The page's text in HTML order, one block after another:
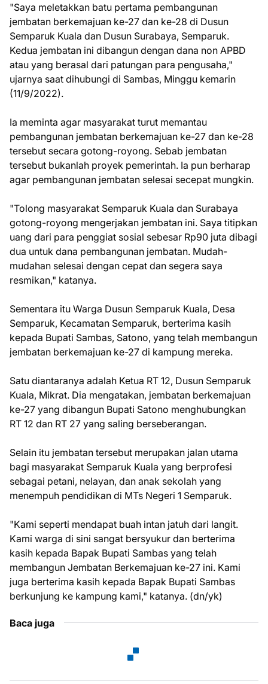
"Saya meletakkan batu pertama pembangunan
jembatan berkemajuan ke-27 dan ke-28 di Dusun
Semparuk Kuala dan Dusun Surabaya, Semparuk.
Kedua jembatan ini dibangun dengan dana non APBD
atau yang berasal dari patungan para pengusaha,"
ujarnya saat dihubungi di Sambas, Minggu kemarin
(11/9/2022).
Ia meminta agar masyarakat turut memantau
pembangunan jembatan berkemajuan ke-27 dan ke-28
tersebut secara gotong-royong. Sebab jembatan
tersebut bukanlah proyek pemerintah. Ia pun berharap
agar pembangunan jembatan selesai secepat mungkin.
"Tolong masyarakat Semparuk Kuala dan Surabaya
gotong-royong mengerjakan jembatan ini. Saya titipkan
uang dari para penggiat sosial sebesar Rp90 juta dibagi
dua untuk dana pembangunan jembatan. Mudah-
mudahan selesai dengan cepat dan segera saya
resmikan," katanya.
Sementara itu Warga Dusun Semparuk Kuala, Desa
Semparuk, Kecamatan Semparuk, berterima kasih
kepada Bupati Sambas, Satono, yang telah membangun
jembatan berkemajuan ke-27 di kampung mereka.
Satu diantaranya adalah Ketua RT 12, Dusun Semparuk
Kuala, Mikrat. Dia mengatakan, jembatan berkemajuan
ke-27 yang dibangun Bupati Satono menghubungkan
RT 12 dan RT 27 yang saling berseberangan.
Selain itu jembatan tersebut merupakan jalan utama
bagi masyarakat Semparuk Kuala yang berprofesi
sebagai petani, nelayan, dan anak sekolah yang
menempuh pendidikan di MTs Negeri 1 Semparuk.
"Kami seperti mendapat buah intan jatuh dari langit.
Kami warga di sini sangat bersyukur dan berterima
kasih kepada Bapak Bupati Sambas yang telah
membangun Jembatan Berkemajuan ke-27 ini. Kami
juga berterima kasih kepada Bapak Bupati Sambas
berkunjung ke kampung kami," katanya. (dn/yk)
Baca juga